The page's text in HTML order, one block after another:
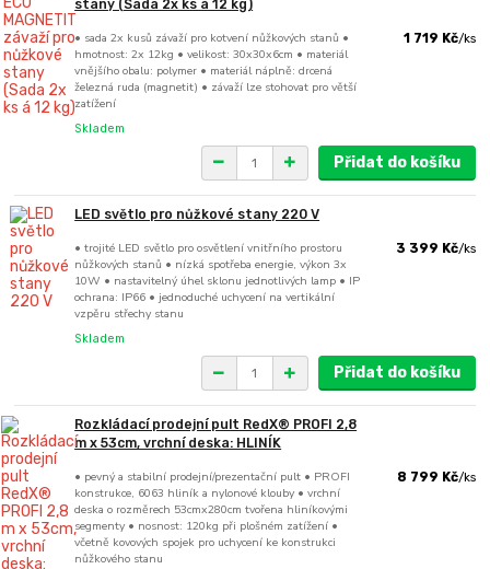
stany (Sada 2x ks á 12 kg)
• sada 2x kusů závaží pro kotvení nůžkových stanů •
hmotnost: 2x 12kg • velikost: 30x30x6cm • materiál
vnějšího obalu: polymer • materiál náplně: drcená
železná ruda (magnetit) • závaží lze stohovat pro větší
zatížení
1 719 Kč/ks
Skladem
Přidat do košíku
LED světlo pro nůžkové stany 220 V
• trojité LED světlo pro osvětlení vnitřního prostoru
nůžkových stanů • nízká spotřeba energie, výkon 3x
10W • nastavitelný úhel sklonu jednotlivých lamp • IP
ochrana: IP66 • jednoduché uchycení na vertikální
vzpěru střechy stanu
3 399 Kč/ks
Skladem
Přidat do košíku
Rozkládací prodejní pult RedX® PROFI 2,8
m x 53cm, vrchní deska: HLINÍK
• pevný a stabilní prodejní/prezentační pult • PROFI
konstrukce, 6063 hliník a nylonové klouby • vrchní
deska o rozměrech 53cmx280cm tvořena hliníkovými
segmenty • nosnost: 120kg při plošném zatížení •
včetně kovových spojek pro uchycení ke konstrukci
nůžkového stanu
8 799 Kč/ks